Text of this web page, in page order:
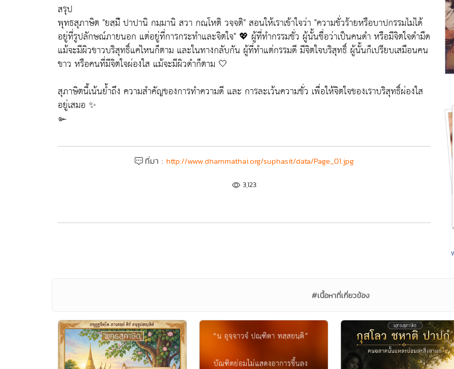
สรุป
พุทธสุภาษิต "ยสฺมิํ ปาปานิ กมฺมานิ สวา กณฺโหติ วจฺจติ" สอนให้เราเข้าใจว่า "ความชั่วร้ายหรือบาปกรรมไม่ได้
อยู่ที่รูปลักษณ์ภายนอก แต่อยู่ที่การกระทำและจิตใจ" 💖 ผู้ที่ทำกรรมชั่ว ผู้นั้นชื่อว่าเป็นคนดำ หรือมีจิตใจดำมืด
แม้จะมีผิวขาวบริสุทธิ์แค่ไหนก็ตาม และในทางกลับกัน ผู้ที่ทำแต่กรรมดี มีจิตใจบริสุทธิ์ ผู้นั้นก็เปรียบเสมือนคน
ขาว หรือคนที่มีจิตใจผ่องใส แม้จะมีผิวดำก็ตาม 🤍
สุภาษิตนี้เน้นย้ำถึง ความสำคัญของการทำความดี และ การละเว้นความชั่ว เพื่อให้จิตใจของเราบริสุทธิ์ผ่องใส
อยู่เสมอ ✨
๛
ที่มา : http://www.dhammathai.org/suphasit/data/Page_01.jpg
3,123
#เนื้อหาที่เกี่ยวข้อง